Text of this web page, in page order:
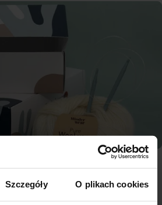
Szczegóły O plikach cookies
konkurencyjne